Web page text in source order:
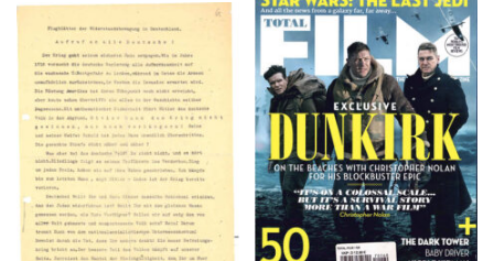
TOTAL FILM #260 –
SUMMER 2017
Flugblätter der Weissen
Rose – V, Januar 1943